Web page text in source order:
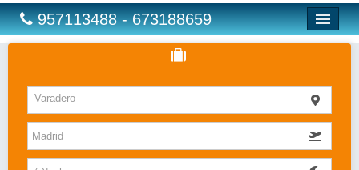
957113488 - 673188659
Hoteles
Costas
Islas
Varadero